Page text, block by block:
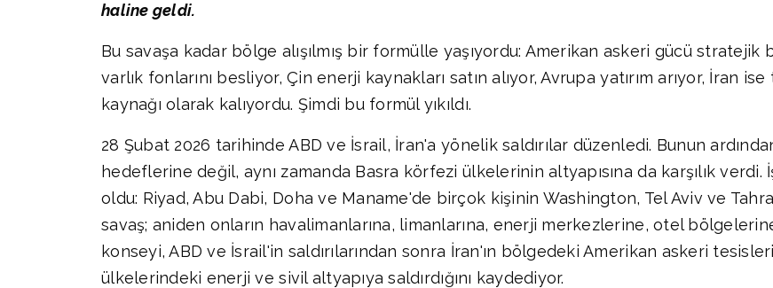
haline geldi.
Bu savaşa kadar bölge alışılmış bir formülle yaşıyordu: Amerikan askeri gücü
varlık fonlarını besliyor, Çin enerji kaynakları satın alıyor, Avrupa yatırım arıyor, İran
kaynağı olarak kalıyordu. Şimdi bu formül yıkıldı.
28 Şubat 2026 tarihinde ABD ve İsrail, İran'a yönelik saldırılar düzenledi. Bunun
hedeflerine değil, aynı zamanda Basra körfezi ülkelerinin altyapısına da karşılık verdi.
oldu: Riyad, Abu Dabi, Doha ve Maname'de birçok kişinin Washington, Tel Aviv ve
savaş; aniden onların havalimanlarına, limanlarına, enerji merkezlerine, otel
konseyi, ABD ve İsrail'in saldırılarından sonra İran'ın bölgedeki Amerikan askeri
ülkelerindeki enerji ve sivil altyapıya saldırdığını kaydediyor.